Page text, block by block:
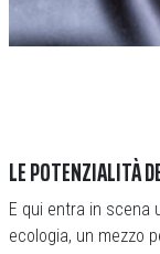
LE POTENZIALITÀ
E qui entra in scena
ecologia, un mezzo